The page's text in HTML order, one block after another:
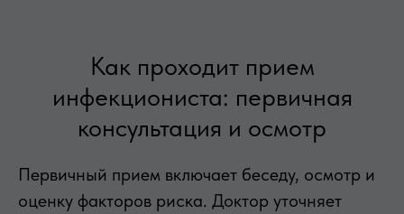
Как проходит прием
инфекциониста: первичная
консультация и осмотр
Первичный прием включает беседу, осмотр и
оценку факторов риска. Доктор уточняет